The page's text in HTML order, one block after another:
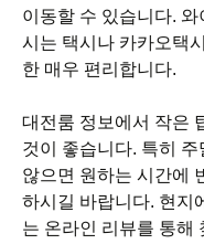
이동할 수 있습니다.
시는 택시나 카카오택
한 매우 편리합니다.
대전룸 정보에서 작은
것이 좋습니다. 특히 주
않으면 원하는 시간에
하시길 바랍니다. 현지
는 온라인 리뷰를 통해